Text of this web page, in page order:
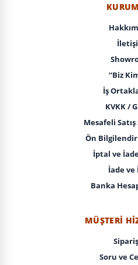
“Biz
İş
KVKK /
Mesafeli
Ön
İptal ve
İade ve
Banka
MÜŞTERI
Soru ve